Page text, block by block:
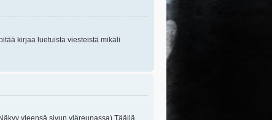
kirjaa luetuista viesteistä mikäli
yleensä sivun yläreunassa) Täällä